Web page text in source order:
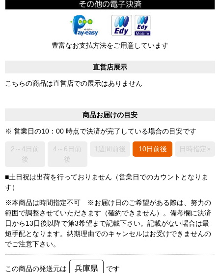
豊富なお支払方法をご用意しています
直営店展示
こちらの商品は直営店での展示はありません
商品お届けの目安
※ 営業日の10：00 時点で決済が完了している場合の目安です
2～4日前
後
4～6日前
後
1週間前後 10日前後 日時指定×
■土日祝は出荷を行っておりません（営業日でのカウントとなりま
す）
※本商品は時間指定不可 ※お届け日のご希望がある際は、努力の
範囲で調整させていただきます（確約できません）。備考欄に決済
日から13日後以降で第3希望まで記載下さい。記載がない場合は最
短手配となります。納期理由でのキャンセルはお受けできませんの
でご注意下さい。
この商品の発送元は 兵庫県 です